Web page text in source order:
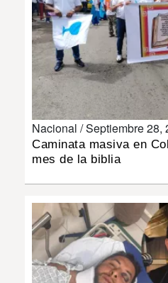
NACIONAL
POLÍTICA
SHOW
DEPORTES
INSÓLITAS
MULTIMEDIA
Nacional /Septiembre 28,
Caminata masiva en
mes de la biblia